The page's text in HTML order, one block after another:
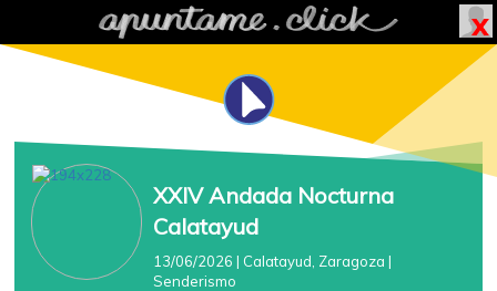
XXIV Andada Nocturna
Calatayud
13/06/2026 | Calatayud, Zaragoza |
Senderismo